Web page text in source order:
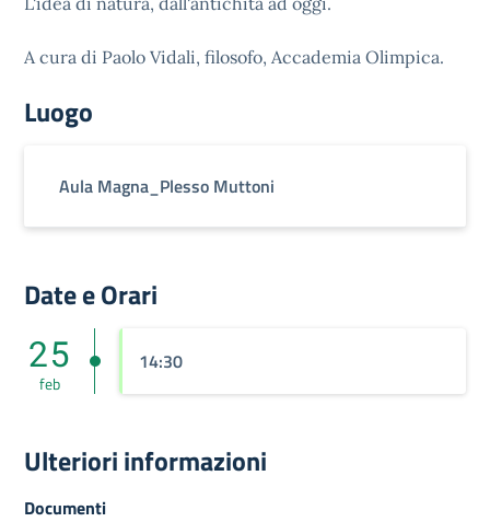
A cura di Paolo Vidali, filosofo, Accademia Olimpica.
Luogo
Aula Magna_Plesso Muttoni
Date e Orari
25
feb
14:30
Ulteriori informazioni
Documenti